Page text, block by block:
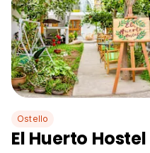
Ostello
El Huerto Hostel